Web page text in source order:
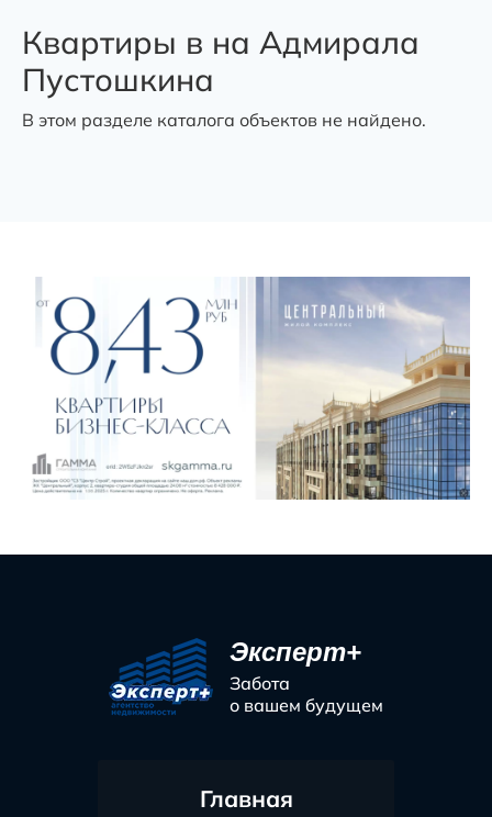
Квартиры в на Адмирала
Пустошкина
В этом разделе каталога объектов не найдено.
Эксперт+
Забота
о вашем будущем
Главная